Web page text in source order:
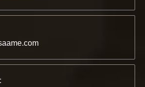
wir haben großartige Neuigkeiten